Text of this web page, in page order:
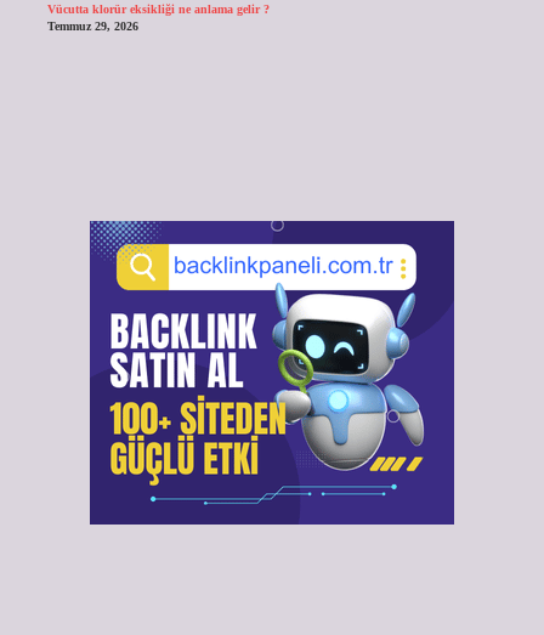
Vücutta klorür eksikliği ne anlama gelir ?
Temmuz 29, 2026